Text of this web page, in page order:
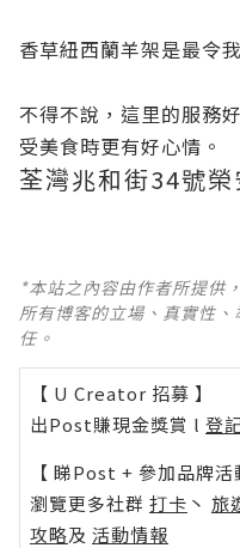
香草紐西蘭羊架是最令
不得不說，這里的服務
受美食時更有好心情。
荃灣兆和街34號
*本站之內容由作者所提供
所有博客的立場、真實性
任。
【 U Creator 招募 】
出Post賺現金獎賞 l 登
【 睇Post + 參加品牌活
瀏覽更多社群 打卡 丶 旅
攻略及 活動情報